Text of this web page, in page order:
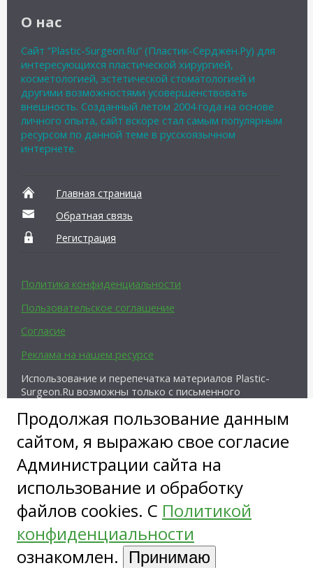
Продолжая пользование данным
сайтом, я выражаю свое согласие
Администрации сайта на
использование и обработку
файлов cookies. С Политикой
конфиденциальности
ознакомлен.
О нас
Сайт “Plastic-Surgeon.Ru” (Пластик-Серджен.Ру) для
интересующихся пластической хирургией,
косметологией, эстетической стоматологией и
другими возможностями усовершенствовать
внешность. Созданный летом 2004 года на основе
личного опыта, сайт вскоре стал самым популярным
ресурсом по данной теме в русскоязычном
интернете.
Главная страница
Обратная связь
Регистрация
Политика конфиденциальности
Пользовательское соглашение
Согласие
Реклама на нашем ресурсе
Использование и перепечатка материалов Plastic-
Surgeon.Ru возможны только с письменного
активной ссылки на источник.